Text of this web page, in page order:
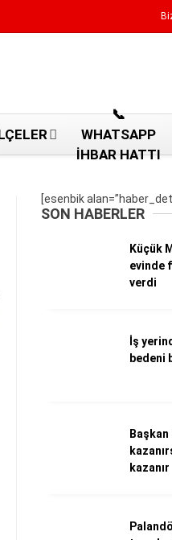
📞
WHATSAPP
İHBAR HATTI
[esenbik
SON HABERLER
Küçük
evinde
verdi
İş
bedeni
kazanır